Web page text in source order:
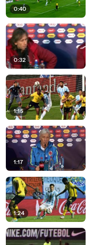
0:40
0:32
1:15
1:17
1:24